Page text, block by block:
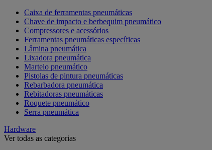
Caixa de ferramentas pneumáticas
Chave de impacto e berbequim pneumático
Compressores e acessórios
Ferramentas pneumáticas específicas
Lâmina pneumática
Lixadora pneumática
Martelo pneumático
Pistolas de pintura pneumáticas
Rebarbadora pneumática
Rebitadoras pneumáticas
Roquete pneumático
Serra pneumática
Hardware
Ver todas as categorias